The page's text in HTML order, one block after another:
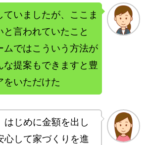
いましたが、ここま
と言われていたこと
ムではこういう方法が
な提案もできますと豊
をいただけた
はじめに金額を出し
心して家づくりを進